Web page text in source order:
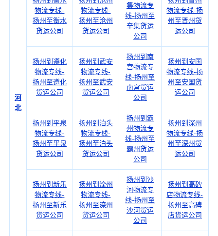
河
北
物流专线-
扬州至衡水
货运公司
物流专线-
扬州至沧州
货运公司
集物流专
线-扬州至
辛集货运
公司
物流专线-扬
州至晋州货
运公司
扬州到遵化
物流专线-
扬州至遵化
货运公司
扬州到武安
物流专线-
扬州至武安
货运公司
扬州到南
宫物流专
线-扬州至
南宫货运
公司
扬州到安国
物流专线-扬
州至安国货
运公司
扬州到平泉
物流专线-
扬州至平泉
货运公司
扬州到泊头
物流专线-
扬州至泊头
货运公司
扬州到霸
州物流专
线-扬州至
霸州货运
公司
扬州到深州
物流专线-扬
州至深州货
运公司
扬州到新乐
物流专线-
扬州至新乐
货运公司
扬州到滦州
物流专线-
扬州至滦州
货运公司
扬州到沙
河物流专
线-扬州至
沙河货运
公司
扬州到高碑
店物流专线-
扬州至高碑
店货运公司